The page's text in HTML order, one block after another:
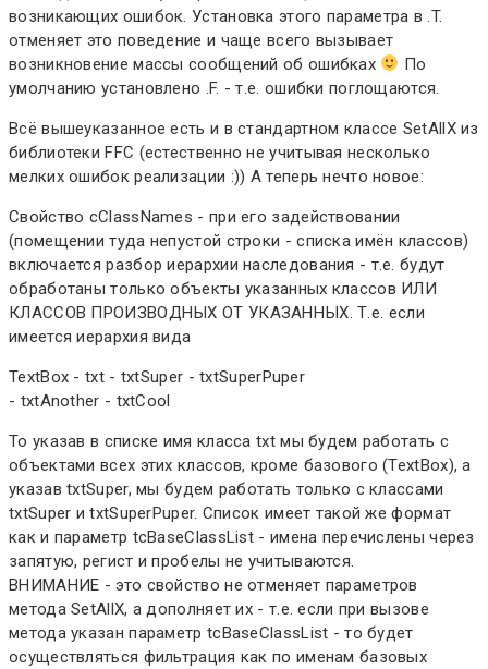
возникающих ошибок. Установка этого параметра в .T.
отменяет это поведение и чаще всего вызывает
возникновение массы сообщений об ошибках
По
умолчанию установлено .F. - т.е. ошибки поглощаются.
Всё вышеуказанное есть и в стандартном классе SetAllX из
библиотеки FFC (естественно не учитывая несколько
мелких ошибок реализации :)) А теперь нечто новое:
Свойство cClassNames - при его задействовании
(помещении туда непустой строки - списка имён классов)
включается разбор иерархии наследования - т.е. будут
обработаны только объекты указанных классов ИЛИ
КЛАССОВ ПРОИЗВОДНЫХ ОТ УКАЗАННЫХ. Т.е. если
имеется иерархия вида
TextBox - txt - txtSuper - txtSuperPuper
- txtAnother - txtCool
То указав в списке имя класса txt мы будем работать с
объектами всех этих классов, кроме базового (TextBox), а
указав txtSuper, мы будем работать только с классами
txtSuper и txtSuperPuper. Список имеет такой же формат
как и параметр tcBaseClassList - имена перечислены через
запятую, регист и пробелы не учитываются.
ВНИМАНИЕ - это свойство не отменяет параметров
метода SetAllX, а дополняет их - т.е. если при вызове
метода указан параметр tcBaseClassList - то будет
осуществляться фильтрация как по именам базовых